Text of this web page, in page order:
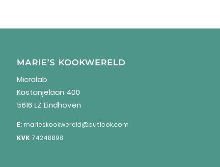
MARIE’S KOOKWERELD
Microlab
Kastanjelaan 400
5616 LZ Eindhoven
E: marieskookwereld@outlook.com
KVK74248898